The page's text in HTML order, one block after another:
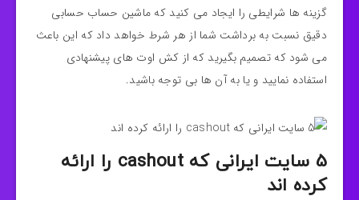
گزینه ها شرایطی را ایجاد می کنید که ماشین حساب حسابی
دقیق نسبت به برداشت شما از هر شرط خواهد داد که این باعث
می شود که تصمیم بگیرید که از کش اوت های پیشنهادی
استفاده نمایید و یا به آن ها بی توجه باشید.
5 سایت ایرانی که cashout را ارائه
کرده اند